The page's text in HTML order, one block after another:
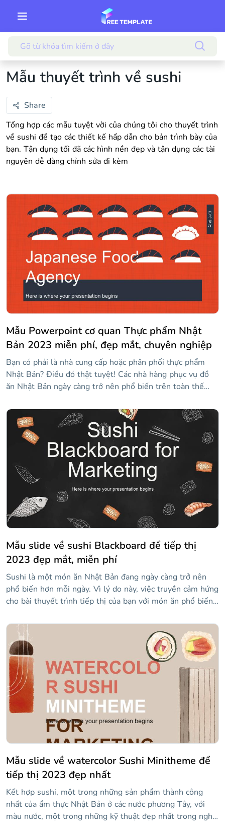
Mẫu thuyết trình về sushi
Share
Tổng hợp các mẫu tuyệt vời của chúng tôi cho thuyết trình
về sushi để tạo các thiết kế hấp dẫn cho bản trình bày của
bạn. Tận dụng tối đã các hình nền đẹp và tận dụng các tài
nguyên dễ dàng chỉnh sửa đi kèm
Mẫu Powerpoint cơ quan Thực phẩm Nhật
Bản 2023 miễn phí, đẹp mắt, chuyên nghiệp
Bạn có phải là nhà cung cấp hoặc phân phối thực phẩm
Nhật Bản? Điều đó thật tuyệt! Các nhà hàng phục vụ đồ
ăn Nhật Bản ngày càng trở nên phổ biến trên toàn thế
động không? Hoặc có lẽ bạn muốn tiếp thị các sản phẩm
mới với phong cách? Chúng tôi có mẫu rất theo chủ đề
này dành cho bạn, những người có hình minh họa và tài
nguyên đồ họa sẽ giống như một món khai vị cho khán giả
của bạn. Hai sushi, làm ơn!
Mẫu slide về sushi Blackboard để tiếp thị
2023 đẹp mắt, miễn phí
Sushi là một món ăn Nhật Bản đang ngày càng trở nên
phổ biến hơn mỗi ngày. Vì lý do này, việc truyền cảm hứng
cho bài thuyết trình tiếp thị của bạn với món ăn phổ biến
Slidesgo đã thiết kế mẫu đa năng này để bạn sử dụng cho
bất kỳ bản trình bày nào liên quan đến tiếp thị - ví dụ: làm
thế nào về một kế hoạch tiếp thị, sửa đổi nó theo ý muốn!
Thiết kế, đầy đủ các hình minh họa sushi, làm cho nó
trông giống như một bảng đen, làm cho mẫu rất nguyên
bản. Bạn còn chờ gì nữa để tải xuống?
Mẫu slide về watercolor Sushi Minitheme để
tiếp thị 2023 đẹp nhất
Kết hợp sushi, một trong những sản phẩm thành công
nhất của ẩm thực Nhật Bản ở các nước phương Tây, với
màu nước, một trong những kỹ thuật đẹp nhất trong nghệ